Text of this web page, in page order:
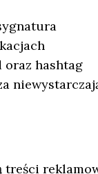
hashtag
treści